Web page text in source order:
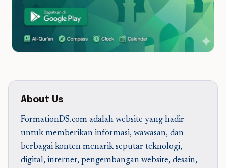
About Us
FormationDS.com adalah website yang hadir
untuk memberikan informasi, wawasan, dan
berbagai konten menarik seputar teknologi,
digital, internet, pengembangan website, desain,